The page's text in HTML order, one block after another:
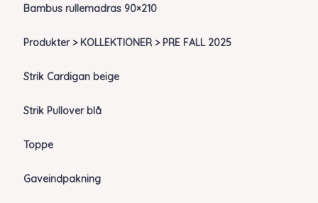
Bambus rullemadras 90×210
Produkter > KOLLEKTIONER > PRE FALL 2025
Strik Cardigan beige
Strik Pullover blå
Toppe
Gaveindpakning